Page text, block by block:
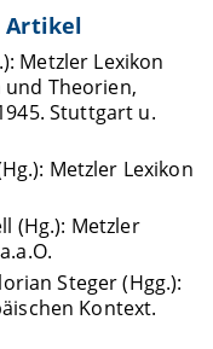
Artikel
Metzler Lexikon
Theorien,
Stuttgart u.
Metzler Lexikon
(Hg.): Metzler
Steger (Hgg.):
Kontext.